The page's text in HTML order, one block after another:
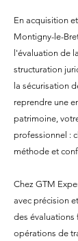
En acquisition
Montigny-le-
l'évaluation de
structuration
la sécurisation
reprendre une
patrimoine,
professionnel :
méthode et
Chez GTM
avec précision
des évaluations
opérations de